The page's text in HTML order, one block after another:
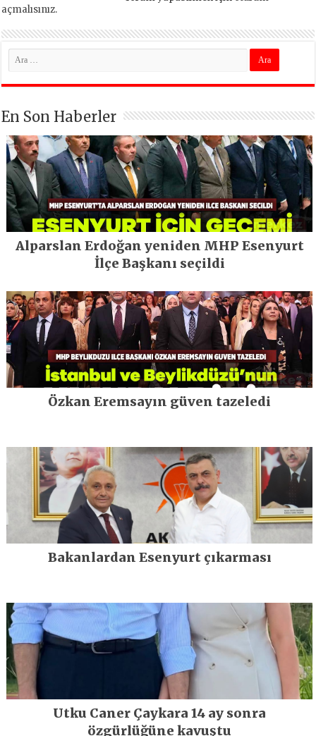
açmalısınız.
En Son Haberler
Alparslan Erdoğan yeniden MHP Esenyurt
İlçe Başkanı seçildi
Özkan Eremsayın güven tazeledi
Bakanlardan Esenyurt çıkarması
Utku Caner Çaykara 14 ay sonra
özgürlüğüne kavuştu